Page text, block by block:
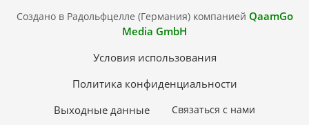
Создано в Радольфцелле (Германия) компанией QaamGo
Media GmbH
Условия использования
Политика конфиденциальности
Выходные данные
Связаться с нами